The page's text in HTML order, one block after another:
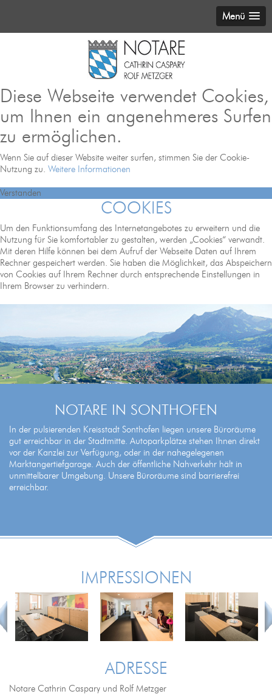
Menü
Diese Webseite verwendet Cookies,
um Ihnen ein angenehmeres Surfen
zu ermöglichen.
Wenn Sie auf dieser Website weiter surfen, stimmen Sie der Cookie-
Nutzung zu. Weitere Informationen
Verstanden
COOKIES
Um den Funktionsumfang des Internetangebotes zu erweitern und die
Nutzung für Sie komfortabler zu gestalten, werden „Cookies“ verwandt.
Mit deren Hilfe können bei dem Aufruf der Webseite Daten auf Ihrem
Rechner gespeichert werden. Sie haben die Möglichkeit, das Abspeichern
von Cookies auf Ihrem Rechner durch entsprechende Einstellungen in
Ihrem Browser zu verhindern.
NOTARE IN SONTHOFEN
In der pulsierenden Kreisstadt Sonthofen liegen unsere Büroräume
gut erreichbar in der Stadtmitte. Autoparkplätze stehen Ihnen direkt
vor der Kanzlei zur Verfügung, oder in der nahegelegenen
Marktangertiefgarage. Auch der öffentliche Nahverkehr hält in
unmittelbarer Umgebung. Unsere Büroräume sind barrierefrei
erreichbar.
IMPRESSIONEN
ADRESSE
Notare Cathrin Caspary und Rolf Metzger